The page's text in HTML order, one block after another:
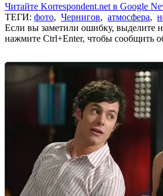
Читайте Korrespondent.net в Google
ТЕГИ: фото, Чернигов, атмосфера,
Если вы заметили ошибку, выделите
нажмите Ctrl+Enter, чтобы сообщить